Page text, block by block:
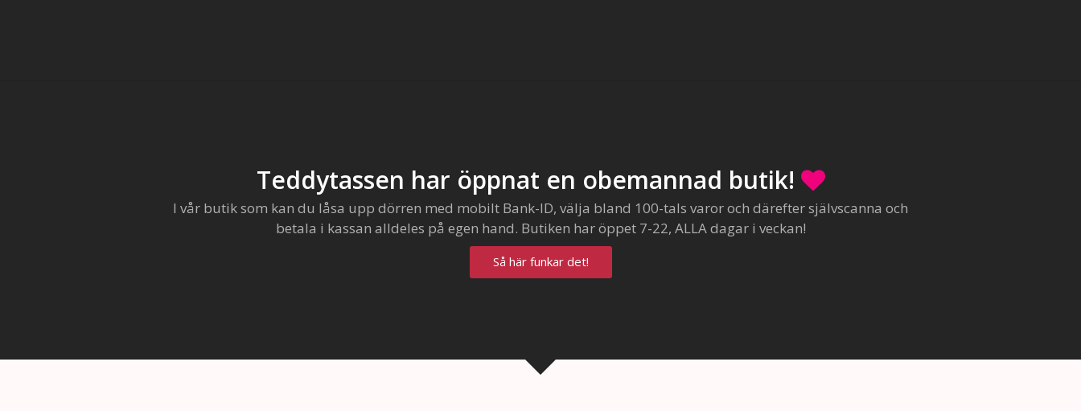
Teddytassen har öppnat en obemannad butik!
I vår butik som kan du låsa upp dörren med mobilt Bank-ID, välja bland 100-tals varor och därefter självscanna och
betala i kassan alldeles på egen hand. Butiken har öppet 7-22, ALLA dagar i veckan!
Så här funkar det!